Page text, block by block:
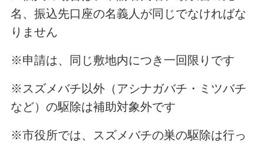
名、振込先口座の名義人が同じでなければな
りません
※申請は、同じ敷地内につき一回限りです
※スズメバチ以外（アシナガバチ・ミツバチ
など）の駆除は補助対象外です
※市役所では、スズメバチの巣の駆除は行っ